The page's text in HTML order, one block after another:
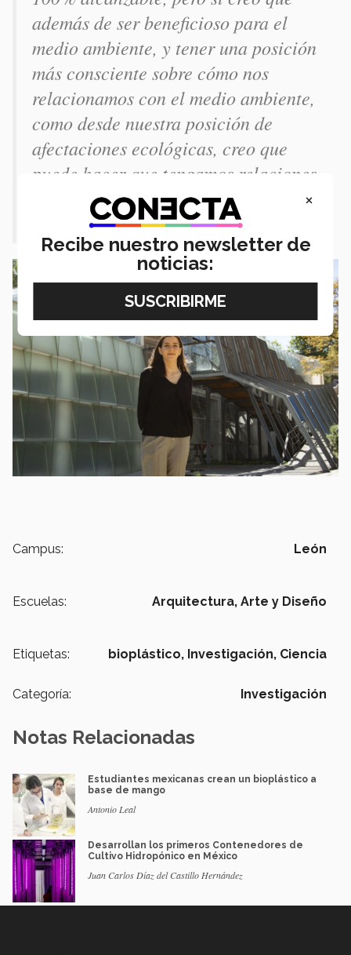
además de ser beneficioso para el
medio ambiente, y tener una posición
más consciente sobre cómo nos
relacionamos con el medio ambiente,
como desde nuestra posición de
afectaciones ecológicas, creo que
puede hacer que tengamos relaciones
más significativas con los objetos que
nos rodean” finalizó Garza.
Campus: León
Escuelas: Arquitectura, Arte y Diseño
Etiquetas: bioplástico, Investigación, Ciencia
Categoría: Investigación
Notas Relacionadas
Estudiantes mexicanas crean un bioplástico a
base de mango
Antonio Leal
Desarrollan los primeros Contenedores de
Cultivo Hidropónico en México
Juan Carlos Díaz del Castillo Hernández
×
Recibe nuestro newsletter de
noticias: